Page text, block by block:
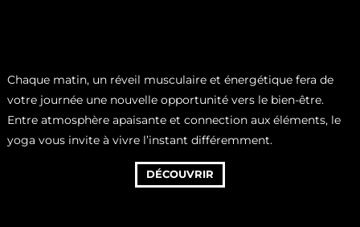
Chaque matin, un réveil musculaire et énergétique fera de
votre journée une nouvelle opportunité vers le bien-être.
Entre atmosphère apaisante et connection aux éléments, le
yoga vous invite à vivre l’instant différemment.
DÉCOUVRIR